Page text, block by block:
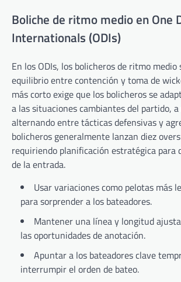
Boliche de ritmo medio en One
Internationals (ODIs)
En los ODIs, los bolicheros de ritmo
equilibrio entre contención y toma de
más corto exige que los bolicheros se
a las situaciones cambiantes del partido,
alternando entre tácticas defensivas y
bolicheros generalmente lanzan diez
requiriendo planificación estratégica para
de la entrada.
Usar variaciones como pelotas más
para sorprender a los bateadores.
Mantener una línea y longitud
las oportunidades de anotación.
Apuntar a los bateadores clave
interrumpir el orden de bateo.